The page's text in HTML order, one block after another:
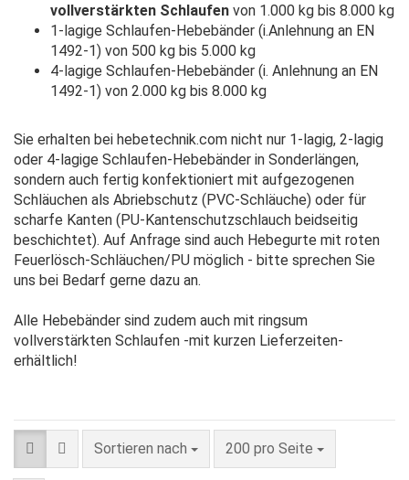
vollverstärkten Schlaufen von 1.000 kg bis 8.000 kg
1-lagige Schlaufen-Hebebänder (i.Anlehnung an EN
1492-1) von 500 kg bis 5.000 kg
4-lagige Schlaufen-Hebebänder (i. Anlehnung an EN
1492-1) von 2.000 kg bis 8.000 kg
Sie erhalten bei hebetechnik.com nicht nur 1-lagig, 2-lagig
oder 4-lagige Schlaufen-Hebebänder in Sonderlängen,
sondern auch fertig konfektioniert mit aufgezogenen
Schläuchen als Abriebschutz (PVC-Schläuche) oder für
scharfe Kanten (PU-Kantenschutzschlauch beidseitig
beschichtet). Auf Anfrage sind auch Hebegurte mit roten
Feuerlösch-Schläuchen/PU möglich - bitte sprechen Sie
uns bei Bedarf gerne dazu an.
Alle Hebebänder sind zudem auch mit ringsum
vollverstärkten Schlaufen -mit kurzen Lieferzeiten-
erhältlich!
Sortieren nach
Sortieren nach 200 pro Seite
pro Seite